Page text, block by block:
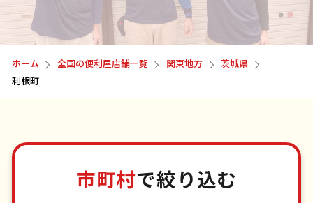
ホーム 全国の便利屋店舗一覧 関東地方
茨城県
利根町
市町村で絞り込む